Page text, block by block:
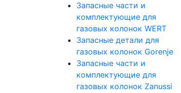
Запасные части и
комплектующие для
газовых колонок WERT
Запасные детали для
газовых колонок Gorenje
Запасные части и
комплектующие для
газовых колонок Zanussi